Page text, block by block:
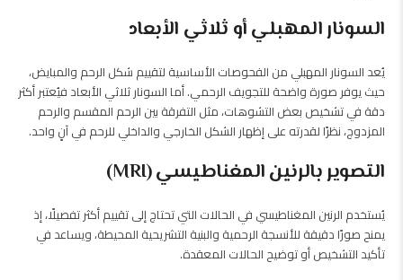
السونار المهبلي أو ثلاثي الأبعاد
يُعد السونار المهبلي من الفحوصات الأساسية لتقييم شكل الرحم والمبايض،
حيث يوفر صورة واضحة للتجويف الرحمي. أما السونار ثلاثي الأبعاد فيُعتبر أكثر
دقة في تشخيص بعض التشوهات، مثل التفرقة بين الرحم المقسم والرحم
المزدوج، نظرًا لقدرته على إظهار الشكل الخارجي والداخلي للرحم في آنٍ واحد.
التصوير بالرنين المغناطيسي (MRI)
يُستخدم الرنين المغناطيسي في الحالات التي تحتاج إلى تقييم أكثر تفصيلًا، إذ
يمنح صورًا دقيقة للأنسجة الرحمية والبنية التشريحية المحيطة، ويساعد في
تأكيد التشخيص أو توضيح الحالات المعقدة.